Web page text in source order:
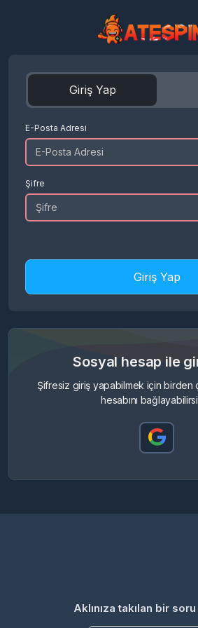
Giriş Yap
E-Posta Adresi
Şifre
Giriş Yap
Sosyal hesap ile
Şifresiz giriş yapabilmek için birden
hesabını
Aklınıza takılan bir